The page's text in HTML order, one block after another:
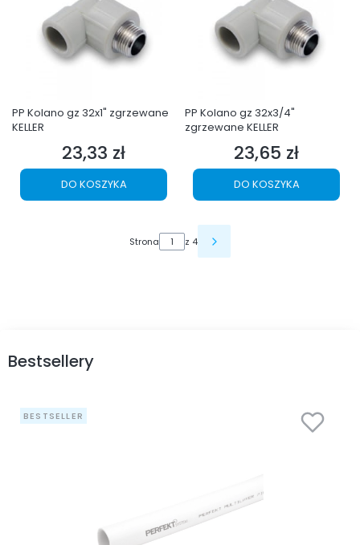
PP Kolano gz 32x1" zgrzewane
KELLER
Cena
23,33 zł
DO KOSZYKA
PP Kolano gz 32x3/4"
zgrzewane KELLER
Cena
23,65 zł
DO KOSZYKA
Strona z 4
Bestsellery
BESTSELLER